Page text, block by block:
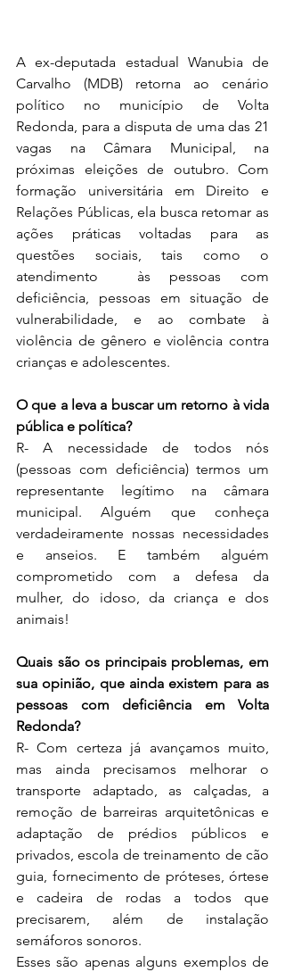
A ex-deputada estadual Wanubia de
Carvalho (MDB) retorna ao cenário
político no município de Volta
Redonda, para a disputa de uma das 21
vagas na Câmara Municipal, na
próximas eleições de outubro. Com
formação universitária em Direito e
Relações Públicas, ela busca retomar as
ações práticas voltadas para as
questões sociais, tais como o
atendimento  às pessoas com
deficiência, pessoas em situação de
vulnerabilidade, e ao combate à
violência de gênero e violência contra
crianças e adolescentes.
O que a leva a buscar um retorno à vida
pública e política?
R- A necessidade de todos nós
(pessoas com deficiência) termos um
representante legítimo na câmara
municipal. Alguém que conheça
verdadeiramente nossas necessidades
e anseios. E também alguém
comprometido com a defesa da
mulher, do idoso, da criança e dos
animais!
Quais são os principais problemas, em
sua opinião, que ainda existem para as
pessoas com deficiência em Volta
Redonda?
R- Com certeza já avançamos muito,
mas ainda precisamos melhorar o
transporte adaptado, as calçadas, a
remoção de barreiras arquitetônicas e
adaptação de prédios públicos e
privados, escola de treinamento de cão
guia, fornecimento de próteses, órtese
e cadeira de rodas a todos que
precisarem, além de instalação
semáforos sonoros.
Esses são apenas alguns exemplos de